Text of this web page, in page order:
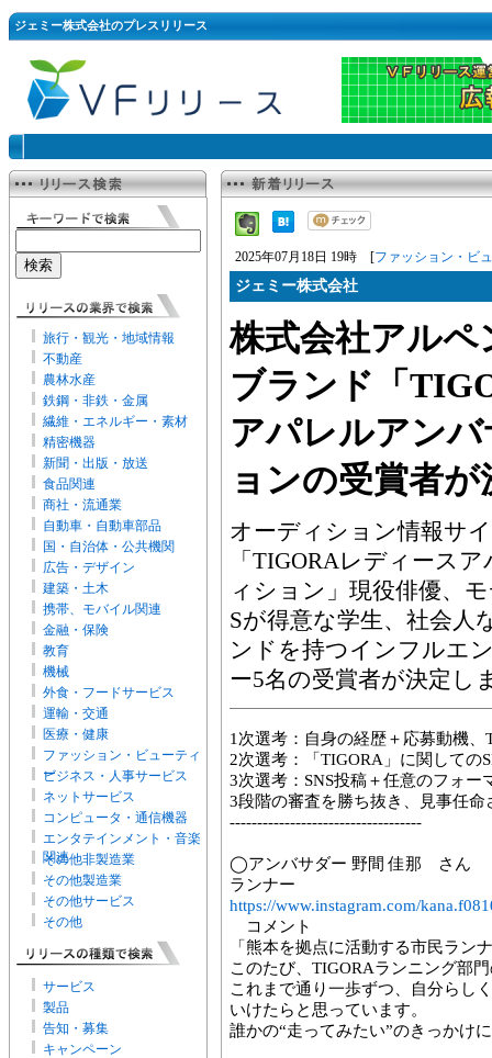
ジェミー株式会社のプレスリリース
旅行・観光・地域情報
不動産
農林水産
鉄鋼・非鉄・金属
繊維・エネルギー・素材
精密機器
新聞・出版・放送
食品関連
商社・流通業
自動車・自動車部品
国・自治体・公共機関
広告・デザイン
建築・土木
携帯、モバイル関連
金融・保険
教育
機械
外食・フードサービス
運輸・交通
医療・健康
ファッション・ビューティ
ー
ビジネス・人事サービス
ネットサービス
コンピュータ・通信機器
エンタテインメント・音楽
関連
その他非製造業
その他製造業
その他サービス
その他
サービス
製品
告知・募集
キャンペーン
2025年07月18日 19時 [ファッション・ビ
ジェミー株式会社
株式会社アル
ブランド「
アパレルアン
ョンの受賞者が
オーディション情報サ
「TIGORAレディース
ィション」現役俳優、
Sが得意な学生、社会人
ンドを持つインフルエ
ー5名の受賞者が決定し
1次選考：自身の経歴＋応募動機
2次選考：「TIGORA」に関しての
3次選考：SNS投稿＋任意のフォ
3段階の審査を勝ち抜き、見事任命
-----------------------------------
◯アンバサダー 野間 佳那 さん
ランナー
https://www.instagram.com/
コメント
「熊本を拠点に活動する市民ラン
このたび、TIGORAランニング部
これまで通り一歩ずつ、自分らし
いけたらと思っています。
誰かの“走ってみたい”のきっかけ